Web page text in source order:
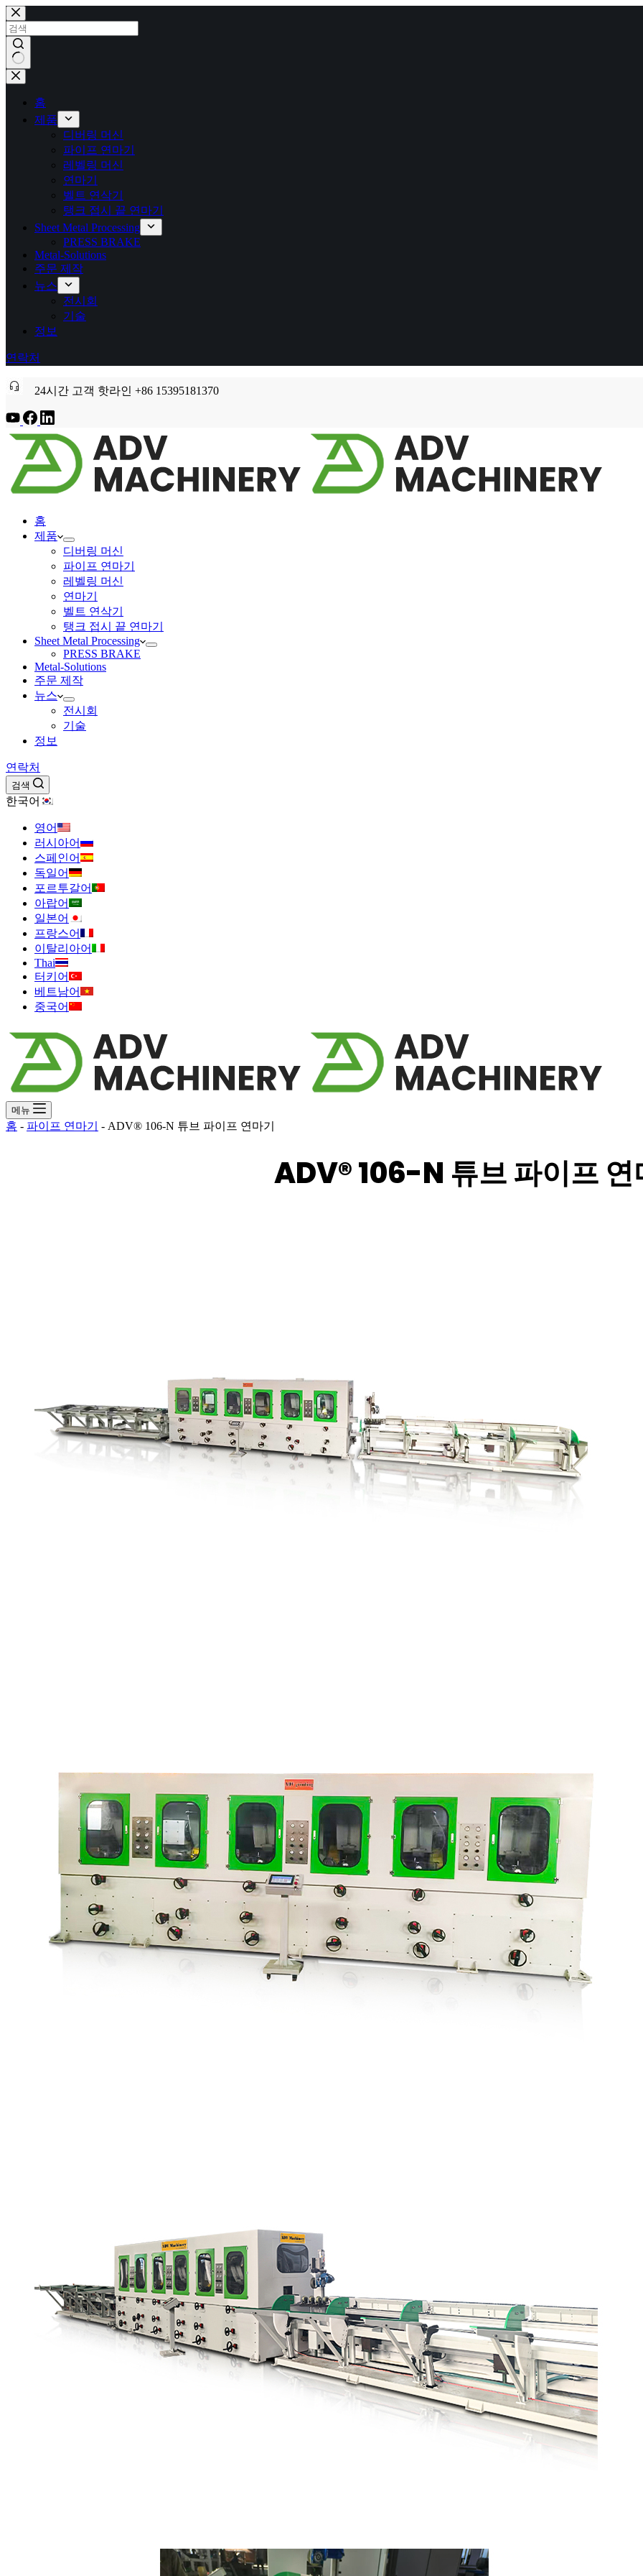
본
문
으
로
건
너
결
홈
제품
디버링 머신
파이프 연마기
레벨링 머신
연마기
벨트 연삭기
탱크 접시 끝 연마기
Sheet Metal Processing
PRESS BRAKE
Metal-Solutions
주문 제작
뉴스
전시회
기술
정보
연락처
24시간 고객 핫라인 +86 15395181370
홈
제품
디버링 머신
파이프 연마기
레벨링 머신
연마기
벨트 연삭기
탱크 접시 끝 연마기
Sheet Metal Processing
PRESS BRAKE
Metal-Solutions
주문 제작
뉴스
전시회
기술
정보
연락처
검색
한국어
영어
러시아어
스페인어
독일어
포르투갈어
아랍어
일본어
프랑스어
이탈리아어
Thai
터키어
베트남어
중국어
메뉴
홈 - 파이프 연마기 - ADV® 106-N 튜브 파이프 연마기
ADV® 106-N 튜브 파이프 연